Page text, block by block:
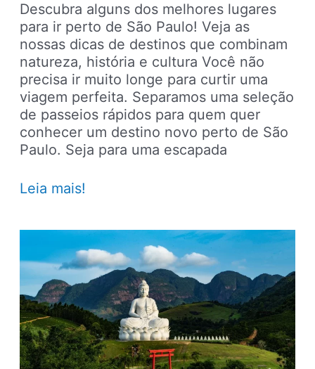
Descubra alguns dos melhores lugares
para ir perto de São Paulo! Veja as
nossas dicas de destinos que combinam
natureza, história e cultura Você não
precisa ir muito longe para curtir uma
viagem perfeita. Separamos uma seleção
de passeios rápidos para quem quer
conhecer um destino novo perto de São
Paulo. Seja para uma escapada
O
SP:
20
lugares
para
viajar
perto
de
Leia mais!